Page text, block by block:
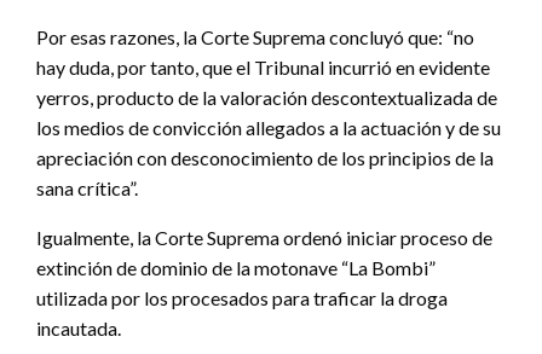
Por esas razones, la Corte Suprema concluyó que: “no
hay duda, por tanto, que el Tribunal incurrió en evidente
yerros, producto de la valoración descontextualizada de
los medios de convicción allegados a la actuación y de su
apreciación con desconocimiento de los principios de la
sana crítica”.
Igualmente, la Corte Suprema ordenó iniciar proceso de
extinción de dominio de la motonave “La Bombi”
utilizada por los procesados para traficar la droga
incautada.